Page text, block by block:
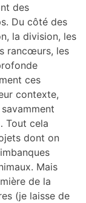
des
Du côté des
la division, les
rancœurs, les
ces
contexte,
Tout cela
dont on
Mais
de la
(je laisse de